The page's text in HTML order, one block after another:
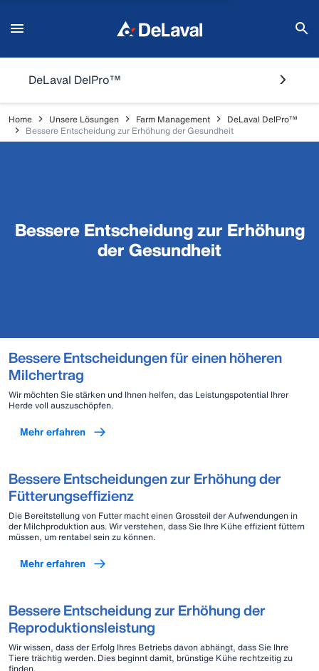
DeLaval DelPro™
Home Unsere Lösungen Farm Management
DeLaval DelPro™
Bessere Entscheidung zur Erhöhung der Gesundheit
Bessere Entscheidung zur Erhöhung
der Gesundheit
Bessere Entscheidungen für einen höheren
Milchertrag
Wir möchten Sie stärken und Ihnen helfen, das Leistungspotential Ihrer
Herde voll auszuschöpfen.
Mehr erfahren
Bessere Entscheidungen zur Erhöhung der
Fütterungseffizienz
Die Bereitstellung von Futter macht einen Grossteil der Aufwendungen in
der Milchproduktion aus. Wir verstehen, dass Sie Ihre Kühe effizient füttern
müssen, um rentabel sein zu können.
Mehr erfahren
Bessere Entscheidung zur Erhöhung der
Reproduktionsleistung
Wir wissen, dass der Erfolg Ihres Betriebs davon abhängt, dass Sie Ihre
Tiere trächtig werden. Dies beginnt damit, brünstige Kühe rechtzeitig zu
finden.